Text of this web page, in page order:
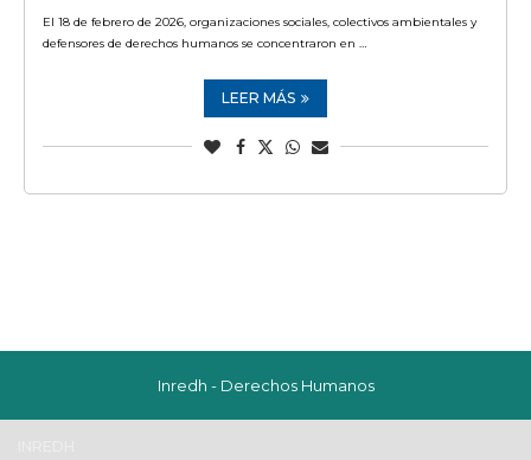
El 18 de febrero de 2026, organizaciones sociales, colectivos ambientales y
defensores de derechos humanos se concentraron en …
LEER MÁS
Inredh - Derechos Humanos